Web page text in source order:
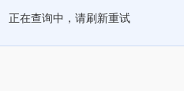
正在查询中，请刷新重试